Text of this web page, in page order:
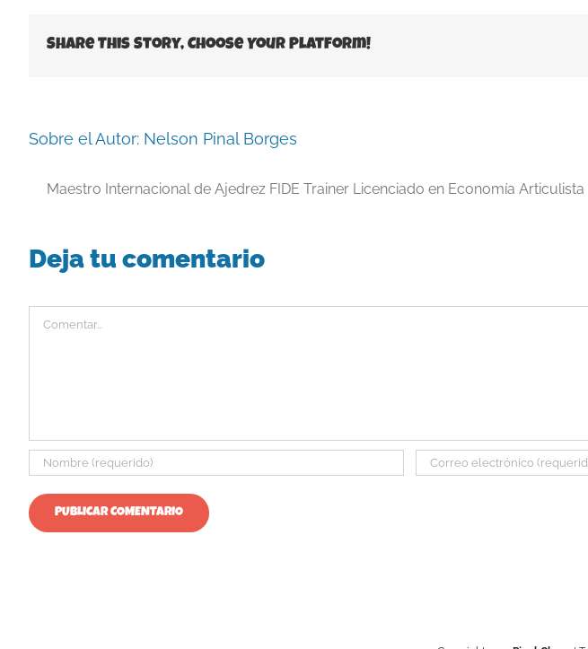
Share This Story, Choose Your Platform!
Sobre el Autor: Nelson Pinal Borges
Maestro Internacional de Ajedrez FIDE Trainer Licenciado en Economía
Deja tu comentario